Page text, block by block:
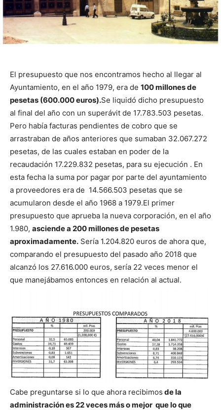
El presupuesto que nos encontramos hecho al llegar al
Ayuntamiento, en el año 1979, era de 100 millones de
pesetas (600.000 euros).Se liquidó dicho presupuesto
al final del año con un superávit de 17.783.503 pesetas.
Pero había facturas pendientes de cobro que se
arrastraban de años anteriores que sumaban 32.067.272
pesetas, de las cuales estaban en poder de la
recaudación 17.229.832 pesetas, para su ejecución . En
esta fecha la suma por pagar por parte del ayuntamiento
a proveedores era de 14.566.503 pesetas que se
acumularon desde el año 1968 a 1979.El primer
presupuesto que aprueba la nueva corporación, en el año
1.980, asciende a 200 millones de pesetas
aproximadamente. Sería 1.204.820 euros de ahora que,
comparando el presupuesto del pasado año 2018 que
alcanzó los 27.616.000 euros, sería 22 veces menor el
que manejábamos entonces en relación al actual.
Cabe preguntarse si lo que ahora recibimos de la
administración es 22 veces más o mejor que lo que